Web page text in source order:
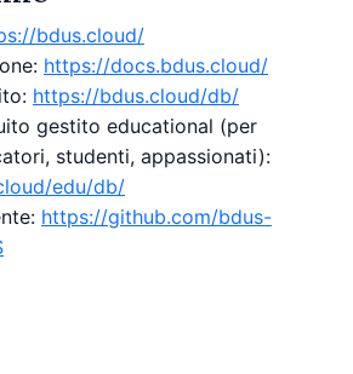
bdus.cloud/
https://docs.bdus.cloud/
https://bdus.cloud/db/
gestito educational (per
studenti, appassionati):
edu/db/
https://github.com/bdus-